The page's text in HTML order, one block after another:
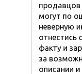
продавцов
могут по
неверную
отнестись
факту и
за
описании